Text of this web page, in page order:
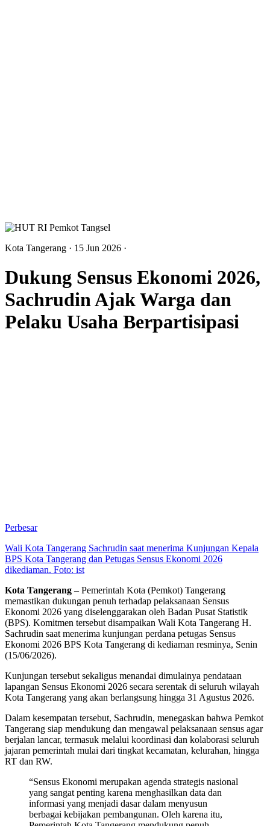
Kota Tangerang · 15 Jun 2026 ·
Dukung Sensus Ekonomi 2026,
Sachrudin Ajak Warga dan
Pelaku Usaha Berpartisipasi
Perbesar
Wali Kota Tangerang Sachrudin saat menerima Kunjungan Kepala
BPS Kota Tangerang dan Petugas Sensus Ekonomi 2026
dikediaman. Foto: ist
Kota Tangerang – Pemerintah Kota (Pemkot) Tangerang
memastikan dukungan penuh terhadap pelaksanaan Sensus
Ekonomi 2026 yang diselenggarakan oleh Badan Pusat Statistik
(BPS). Komitmen tersebut disampaikan Wali Kota Tangerang H.
Sachrudin saat menerima kunjungan perdana petugas Sensus
Ekonomi 2026 BPS Kota Tangerang di kediaman resminya, Senin
(15/06/2026).
Kunjungan tersebut sekaligus menandai dimulainya pendataan
lapangan Sensus Ekonomi 2026 secara serentak di seluruh wilayah
Kota Tangerang yang akan berlangsung hingga 31 Agustus 2026.
Dalam kesempatan tersebut, Sachrudin, menegaskan bahwa Pemkot
Tangerang siap mendukung dan mengawal pelaksanaan sensus agar
berjalan lancar, termasuk melalui koordinasi dan kolaborasi seluruh
jajaran pemerintah mulai dari tingkat kecamatan, kelurahan, hingga
RT dan RW.
“Sensus Ekonomi merupakan agenda strategis nasional
yang sangat penting karena menghasilkan data dan
informasi yang menjadi dasar dalam menyusun
berbagai kebijakan pembangunan. Oleh karena itu,